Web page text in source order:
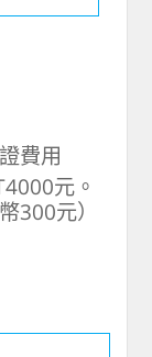
費用
元。
300元）